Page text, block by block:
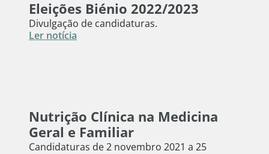
Eleições Biénio 2022/2023
Divulgação de candidaturas.
Ler notícia
Nutrição Clínica na Medicina
Geral e Familiar
Candidaturas de 2 novembro 2021 a 25